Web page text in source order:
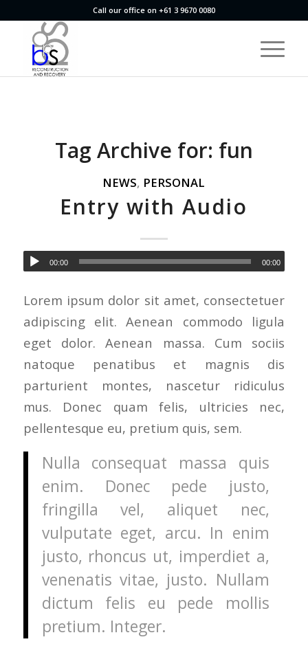
Call our office on +61 3 9670 0080
Tag Archive for: fun
NEWS, PERSONAL
Entry with Audio
00:00 00:00
Lorem ipsum dolor sit amet, consectetuer
adipiscing elit. Aenean commodo ligula
eget dolor. Aenean massa. Cum sociis
natoque penatibus et magnis dis
parturient montes, nascetur ridiculus
mus. Donec quam felis, ultricies nec,
pellentesque eu, pretium quis, sem.
Nulla consequat massa quis
enim. Donec pede justo,
fringilla vel, aliquet nec,
vulputate eget, arcu. In enim
justo, rhoncus ut, imperdiet a,
venenatis vitae, justo. Nullam
dictum felis eu pede mollis
pretium. Integer.